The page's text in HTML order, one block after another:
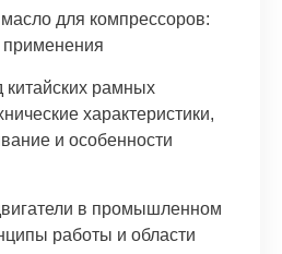
для компрессоров:
применения
рамных
характеристики,
и особенности
в промышленном
работы и области